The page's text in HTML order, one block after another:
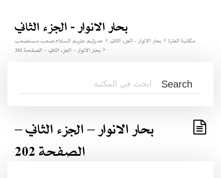
بحار الانوار - الجزء الثاني
مكتبة العترة بحار الانوار - الجزء الثاني
حديثهم عليهم السلام صعب مستصعب
بحار الانوار – الجزء الثاني – الصفحة 202
بحار الانوار – الجزء الثاني –
الصفحة 202